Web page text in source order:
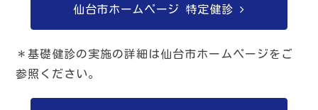
仙台市ホームページ 特定健診
＊基礎健診の実施の詳細は仙台市ホームページをご
参照ください。